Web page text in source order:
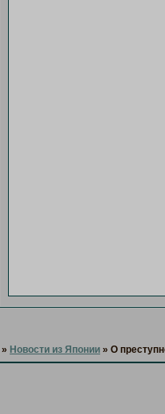
» Новости из Японии »О